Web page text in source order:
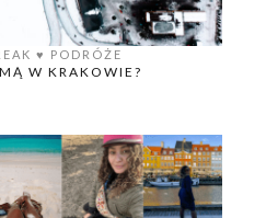
♥️ PODRÓŻE
W KRAKOWIE?